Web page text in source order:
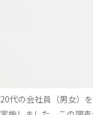
20代の会社員（男女）